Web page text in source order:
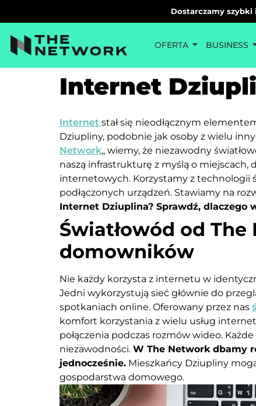
Dostarczamy szybki
OFERTA BUSINESS
Internet
Internet stał się nieodłącznym
Dziupliny, podobnie jak osoby z wielu
Network,, wiemy, że niezawodny
naszą infrastrukturę z myślą o miejscach,
internetowych. Korzystamy z technologii
podłączonych urządzeń. Stawiamy na
Internet Dziuplina? Sprawdź, dlaczego
Światłowód od
domowników
Nie każdy korzysta z internetu w
Jedni wykorzystują sieć głównie do
spotkaniach online. Oferowany przez nas
komfort korzystania z wielu usług
połączenia podczas rozmów wideo.
niezawodności. W The Network dbamy
jednocześnie. Mieszkańcy Dziupliny
gospodarstwa domowego.